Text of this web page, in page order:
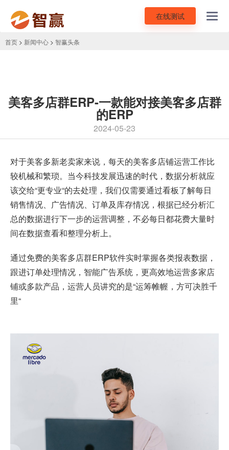
在线测试
首页 > 新闻中心 > 智赢头条
美客多店群ERP-一款能对接美客多店群
的ERP
2024-05-23
对于美客多新老卖家来说，每天的美客多店铺运营工作比
较机械和繁琐。当今科技发展迅速的时代，数据分析就应
该交给“更专业“的去处理，我们仅需要通过看板了解每日
销售情况、广告情况、订单及库存情况，根据已经分析汇
总的数据进行下一步的运营调整，不必每日都花费大量时
间在数据查看和整理分析上。
通过免费的美客多店群ERP软件实时掌握各类报表数据，
跟进订单处理情况，智能广告系统，更高效地运营多家店
铺或多款产品，运营人员讲究的是“运筹帷幄，方可决胜千
里“